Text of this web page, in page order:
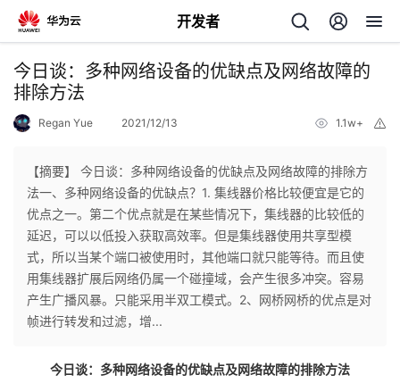
开发者
返
回
个
人
主
我
的
今日谈：多种网络设备的优缺点及网络故障的
排除方法
Regan Yue 2021/12/13 1.1w+
【摘要】 今日谈：多种网络设备的优缺点及网络故障的排除方
法一、多种网络设备的优缺点？1. 集线器价格比较便宜是它的
优点之一。第二个优点就是在某些情况下，集线器的比较低的
延迟，可以以低投入获取高效率。但是集线器使用共享型模
式，所以当某个端口被使用时，其他端口就只能等待。而且使
用集线器扩展后网络仍属一个碰撞域，会产生很多冲突。容易
产生广播风暴。只能采用半双工模式。2、网桥网桥的优点是对
帧进行转发和过滤，增...
今日谈：多种网络设备的优缺点及网络故障的排除方法